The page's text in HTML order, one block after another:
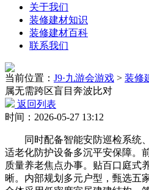
关于我们
装修建材知识
装修建材百科
联系我们
当前位置： J9·九游会游戏 > 装修
属无需跨区盲目奔波比对
返回列表
时间：2026-05-27 13:12
同时配备智能安防巡检系统、
适老化防护设备多沉平安保障。
质量养老焦点办事。贴百口庭式
晰。内部规划多元户型，甄选五